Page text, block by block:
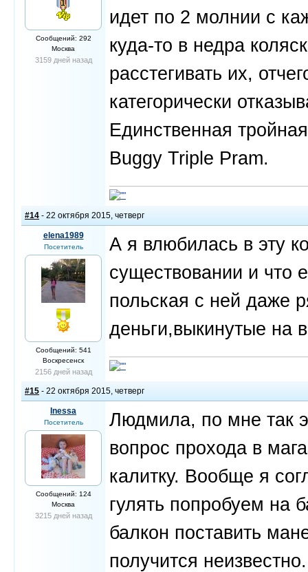
Сообщений: 292
Москва
3159 дней назад
идет по 2 молнии с
куда-то в недра
расстегивать их,
категорически
Единственная
Buggy Triple Pram.
#14 - 22 октября 2015, четверг
elena1989
Посетитель
Сообщений: 541
Воскресенск
2156 дней назад
А я влюбилась в эту
существовании и что
польская с ней даже
деньги,выкинутые на
#15 - 22 октября 2015, четверг
Inessa
Посетитель
Сообщений: 124
Москва
3215 дней назад
Людмила, по мне так
вопрос прохода в
калитку. Вообще я
гулять попробуем на
балкон поставить
получится